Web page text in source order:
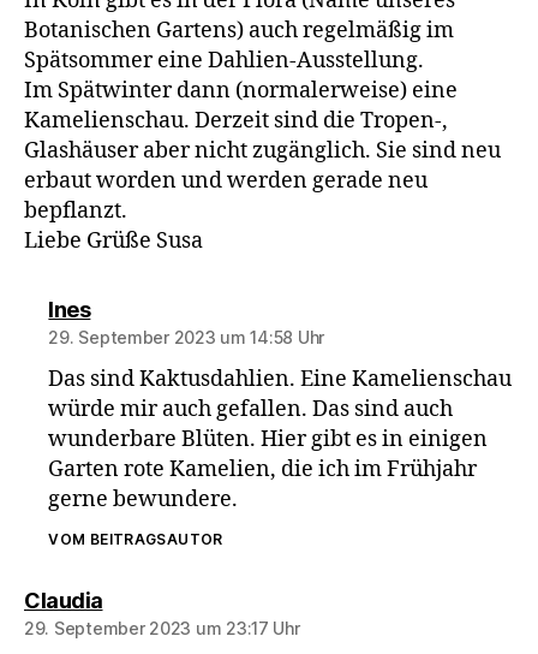
Botanischen Gartens) auch regelmäßig im
Spätsommer eine Dahlien-Ausstellung.
Im Spätwinter dann (normalerweise) eine
Kamelienschau. Derzeit sind die Tropen-,
Glashäuser aber nicht zugänglich. Sie sind neu
erbaut worden und werden gerade neu
bepflanzt.
Liebe Grüße Susa
Inessagt:
29. September 2023 um 14:58 Uhr
Das sind Kaktusdahlien. Eine Kamelienschau
würde mir auch gefallen. Das sind auch
wunderbare Blüten. Hier gibt es in einigen
Garten rote Kamelien, die ich im Frühjahr
gerne bewundere.
VOM BEITRAGSAUTOR
Claudiasagt:
29. September 2023 um 23:17 Uhr